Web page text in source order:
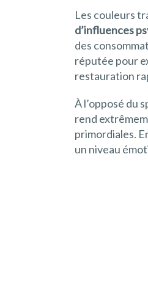
Les couleurs
d’influences
des
réputée pour
restauration
À l’opposé du
rend
primordiales.
un niveau